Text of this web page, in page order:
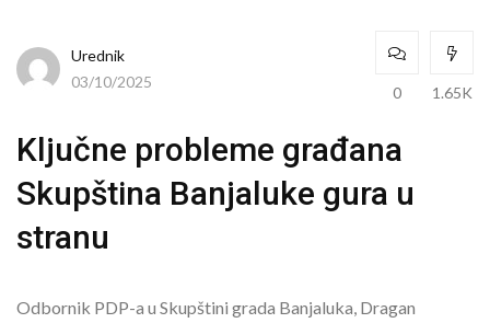
Urednik
03/10/2025
0 1.65K
Ključne probleme građana
Skupština Banjaluke gura u
stranu
Odbornik PDP-a u Skupštini grada Banjaluka, Dragan